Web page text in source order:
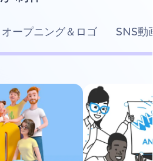
オープニング＆ロゴ SNS動